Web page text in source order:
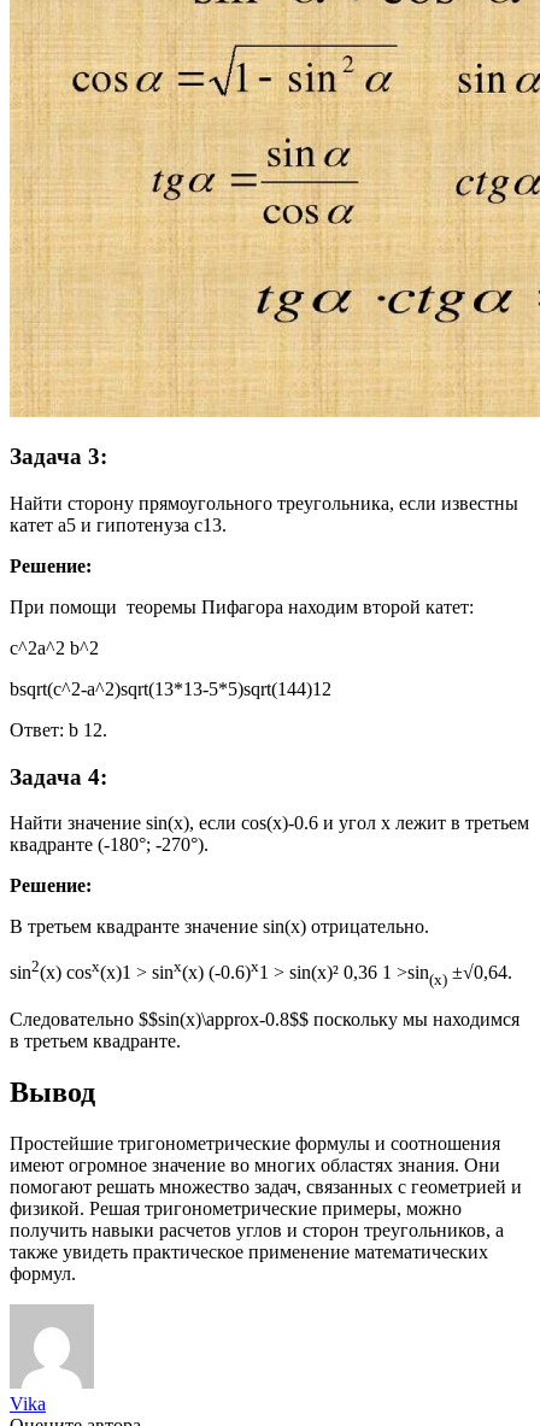
Задача 3:
Найти сторону прямоугольного треугольника, если известны
катет a5 и гипотенуза c13.
Решение:
При помощи теоремы Пифагора находим второй катет:
c^2a^2 b^2
bsqrt(c^2-a^2)sqrt(13*13-5*5)sqrt(144)12
Ответ: b 12.
Задача 4:
Найти значение sin(x), если cos(x)-0.6 и угол x лежит в третьем
квадранте (-180°; -270°).
Решение:
В третьем квадранте значение sin(x) отрицательно.
sin2(x) cosx(x)1 > sinx(x) (-0.6)x1 > sin(x)² 0,36 1 >sin(x) ±√0,64.
Следовательно $$sin(x)\approx-0.8$$ поскольку мы находимся
в третьем квадранте.
Вывод
Простейшие тригонометрические формулы и соотношения
имеют огромное значение во многих областях знания. Они
помогают решать множество задач, связанных с геометрией и
физикой. Решая тригонометрические примеры, можно
получить навыки расчетов углов и сторон треугольников, а
также увидеть практическое применение математических
формул.
Vika